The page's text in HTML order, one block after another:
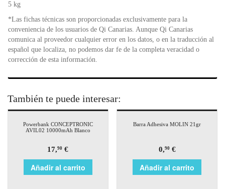
5 kg
*Las fichas técnicas son proporcionadas exclusivamente para la
conveniencia de los usuarios de Qi Canarias. Aunque Qi Canarias
comunica al proveedor cualquier error en los datos, o en la traducción al
español que localiza, no podemos dar fe de la completa veracidad o
corrección de esta información.
También te puede interesar:
Powerbank CONCEPTRONIC
AVIL02 10000mAh Blanco
17,90 €
Añadir al carrito
Barra Adhesiva MOLIN 21gr
0,90€
Añadir al carrito